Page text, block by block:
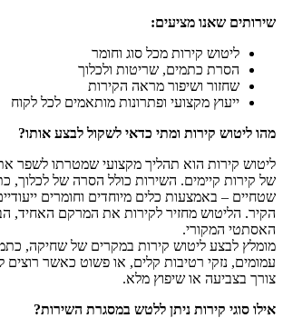
שירותים שאנו מציעים:
ליטוש קירות מכל סוג וחומר
הסרת כתמים, שריטות ולכלוך
שחזור ושיפור מראה הקירות
ייעוץ מקצועי ופתרונות מותאמים לכל לקוח
מהו ליטוש קירות ומתי כדאי לשקול לבצע אותו?
ליטוש קירות הוא תהליך מקצועי שמטרתו לשפר
של קירות קיימים. השירות כולל הסרה של לכלוך,
שטחיים – באמצעות כלים מיוחדים וחומרים
הקיר. הליטוש מחזיר לקירות את המרקם האחיד,
האסתטי המקורי.
מומלץ לבצע ליטוש קירות במקרים של שחיקה,
עמומים, נזקי רטיבות קלים, או פשוט כאשר
צורך בצביעה או שיפוץ מלא.
אילו סוגי קירות ניתן ללטש במסגרת השירות?